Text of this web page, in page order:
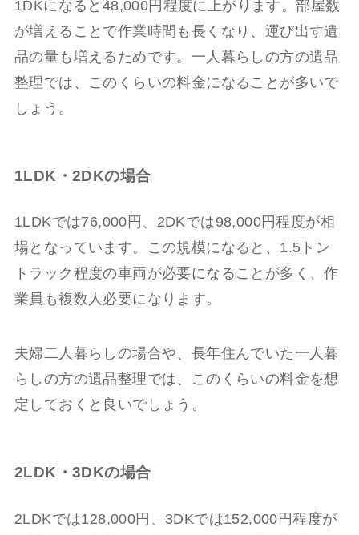
1DKになると48,000円程度に上がります。部屋数
が増えることで作業時間も長くなり、運び出す遺
品の量も増えるためです。一人暮らしの方の遺品
整理では、このくらいの料金になることが多いで
しょう。
1LDK・2DKの場合
1LDKでは76,000円、2DKでは98,000円程度が相
場となっています。この規模になると、1.5トン
トラック程度の車両が必要になることが多く、作
業員も複数人必要になります。
夫婦二人暮らしの場合や、長年住んでいた一人暮
らしの方の遺品整理では、このくらいの料金を想
定しておくと良いでしょう。
2LDK・3DKの場合
2LDKでは128,000円、3DKでは152,000円程度が